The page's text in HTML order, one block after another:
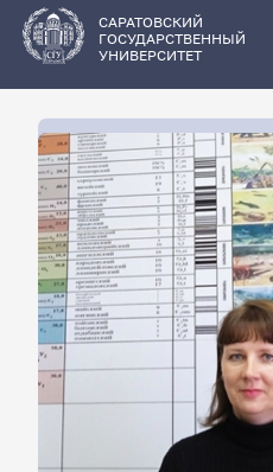
основному
содержанию
САРАТОВСКИЙ
ГОСУДАРСТВЕННЫЙ
УНИВЕРСИТЕТ